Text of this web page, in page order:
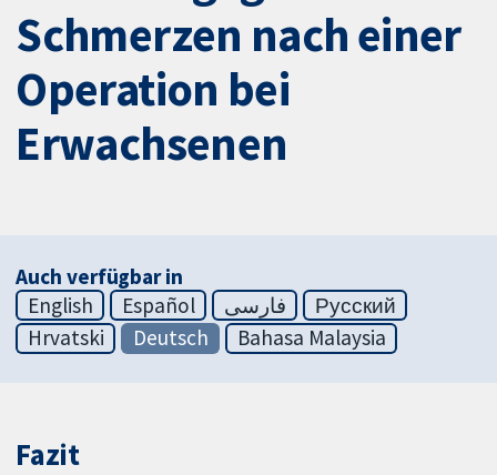
Schmerzen nach einer
Operation bei
Erwachsenen
Auch verfügbar in
English
Español فارسی
Русский
Hrvatski
Deutsch Bahasa Malaysia
Fazit